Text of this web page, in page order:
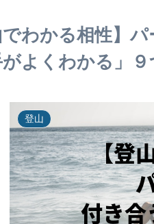
でわかる相性】
がよくわかる」
登山